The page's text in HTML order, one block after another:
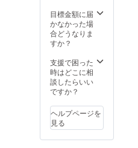
目標金額に届
かなかった場
合どうなりま
すか？
支援で困った
時はどこに相
談したらいい
ですか？
ヘルプページを
見る